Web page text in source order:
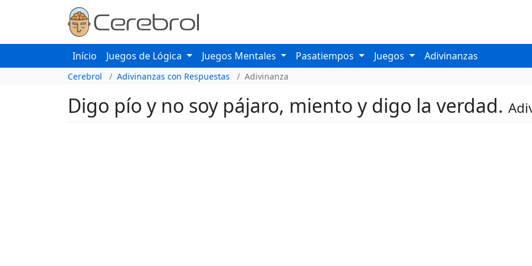
Início Juegos de Lógica Juegos Mentales Pasatiempos Juegos Adivinanzas
Cerebrol Adivinanzas con Respuestas Adivinanza
Digo pío y no soy pájaro, miento y digo la verdad.